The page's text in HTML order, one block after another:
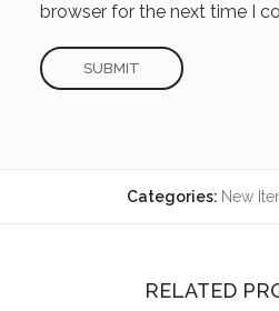
browser for the next time I
Categories: New
RELATED